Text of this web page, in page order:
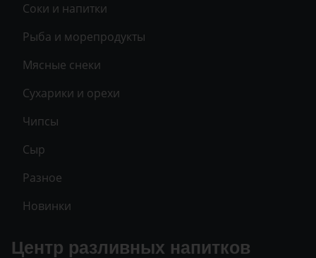
Соки и напитки
Рыба и морепродукты
Мясные снеки
Сухарики и орехи
Чипсы
Сыр
Разное
Новинки
Центр разливных напитков